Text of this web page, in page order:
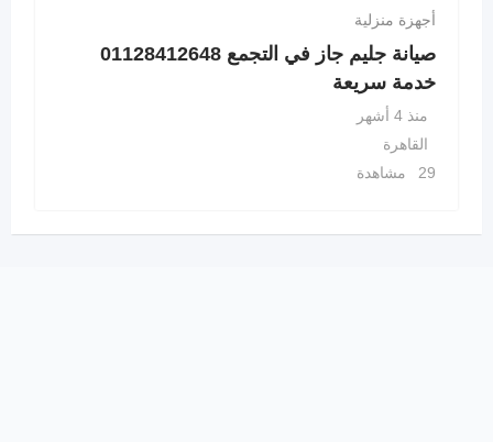
أجهزة منزلية
صيانة جليم جاز في التجمع 01128412648
خدمة سريعة
منذ 4 أشهر
القاهرة
29 مشاهدة